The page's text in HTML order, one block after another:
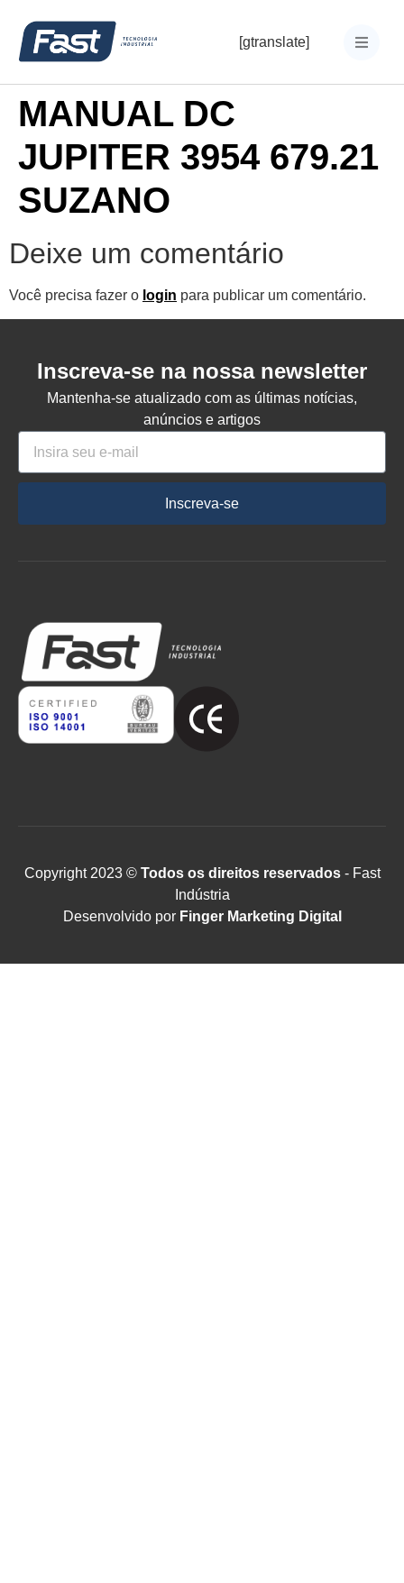
[gtranslate]
MANUAL DC
JUPITER 3954 679.21
SUZANO
Deixe um comentário
Você precisa fazer o login para publicar um comentário.
Inscreva-se na nossa newsletter
Mantenha-se atualizado com as últimas notícias,
anúncios e artigos
Inscreva-se
Copyright 2023 ©Todos os direitos reservados- Fast
Indústria
Desenvolvido por Finger Marketing Digital